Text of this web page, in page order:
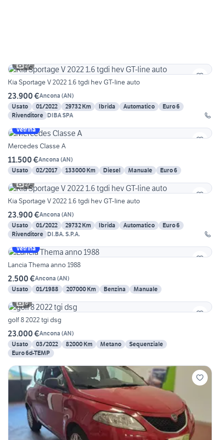
27
Kia Sportage V 2022 1.6 tgdi hev GT-line auto
23.900 €Ancona (AN)
Usato
01/2022 29732 Km Ibrida Automatico
Euro 6
Rivenditore DIBA SPA
Vetrina
Mercedes Classe A
11.500 €Ancona (AN)
Usato
02/2017 133000 Km Diesel Manuale
Euro 6
27
Kia Sportage V 2022 1.6 tgdi hev GT-line auto
23.900 €Ancona (AN)
Usato
01/2022 29732 Km Ibrida Automatico
Euro 6
Rivenditore DI.BA. S.P.A.
Vetrina
Lancia Thema anno 1988
2.500 €Ancona (AN)
Usato
01/1988 207000 Km Benzina
Manuale
6
golf 8 2022 tgi dsg
23.000 €Ancona (AN)
Usato
03/2022 82000 Km Metano
Sequenziale
Euro 6d-TEMP